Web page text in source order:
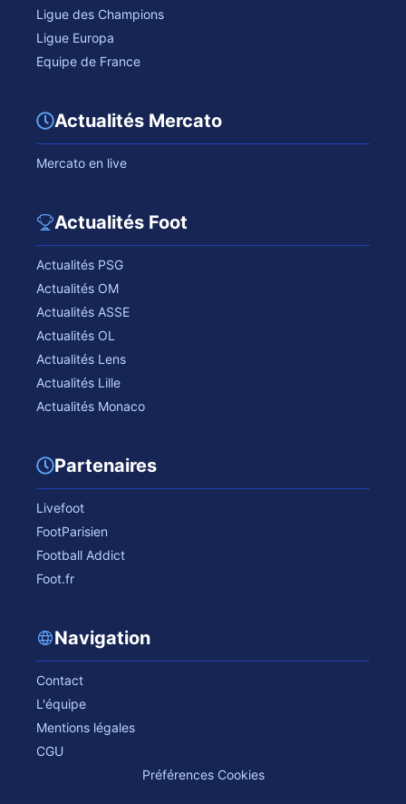
Ligue des Champions
Ligue Europa
Equipe de France
Actualités Mercato
Mercato en live
Actualités Foot
Actualités PSG
Actualités OM
Actualités ASSE
Actualités OL
Actualités Lens
Actualités Lille
Actualités Monaco
Partenaires
Livefoot
FootParisien
Football Addict
Foot.fr
Navigation
Contact
L'équipe
Mentions légales
CGU
Préférences Cookies